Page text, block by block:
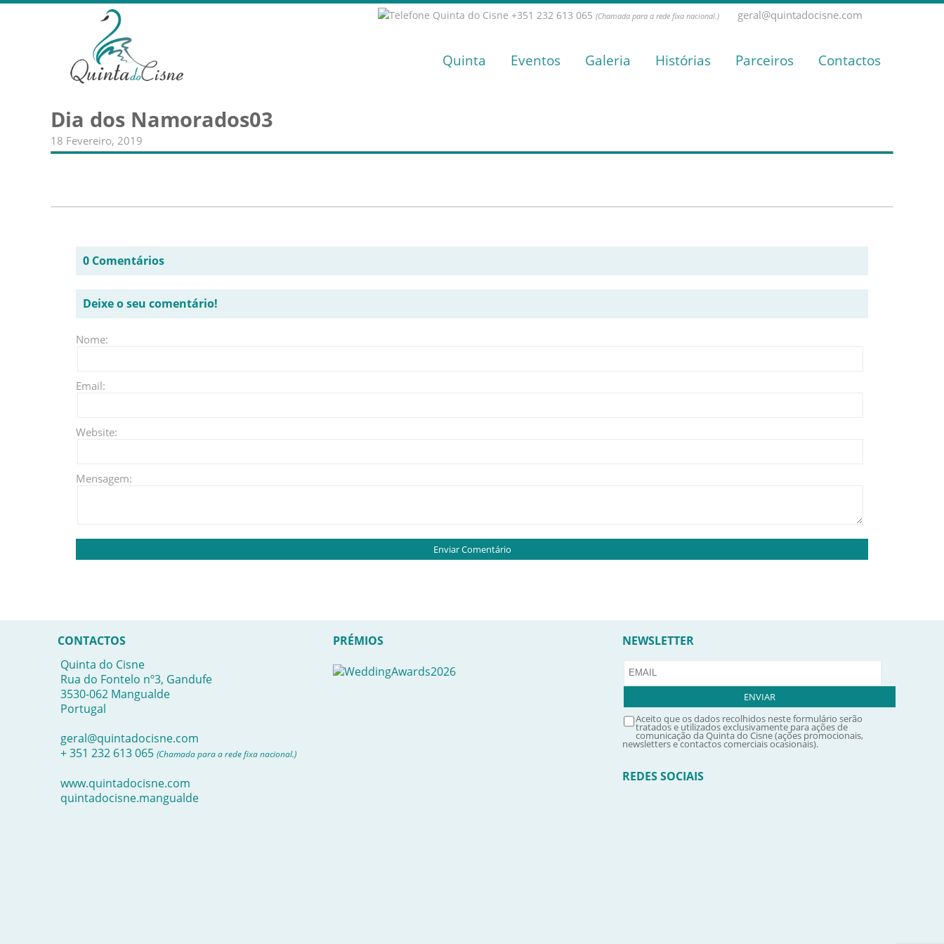
+351 232 613 065 (Chamada para a rede fixa nacional.) geral@quintadocisne.com
Quinta Eventos Galeria Histórias Parceiros Contactos
Dia dos Namorados03
18 Fevereiro, 2019
0 Comentários
Deixe o seu comentário!
Nome:
Email:
Website:
Mensagem:
CONTACTOS
Quinta do Cisne
Rua do Fontelo nº3, Gandufe
3530-062 Mangualde
Portugal
geral@quintadocisne.com
+ 351 232 613 065 (Chamada para a rede fixa nacional.)
www.quintadocisne.com
quintadocisne.mangualde
PRÉMIOS NEWSLETTER
Aceito que os dados recolhidos neste formulário serão
tratados e utilizados exclusivamente para ações de
comunicação da Quinta do Cisne (ações promocionais,
newsletters e contactos comerciais ocasionais).
REDES SOCIAIS